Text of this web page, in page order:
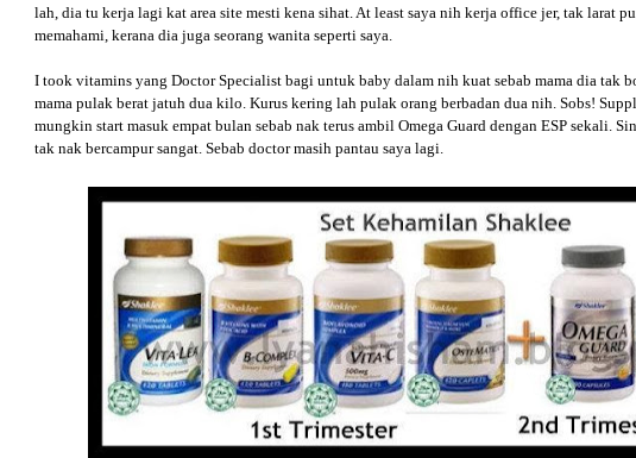
lah, dia tu kerja lagi kat area site mesti kena sihat. At least saya nih kerja office jer, tak larat
memahami, kerana dia juga seorang wanita seperti saya.
I took vitamins yang Doctor Specialist bagi untuk baby dalam nih kuat sebab mama dia tak
mama pulak berat jatuh dua kilo. Kurus kering lah pulak orang berbadan dua nih. Sobs!
mungkin start masuk empat bulan sebab nak terus ambil Omega Guard dengan ESP sekali.
tak nak bercampur sangat. Sebab doctor masih pantau saya lagi.